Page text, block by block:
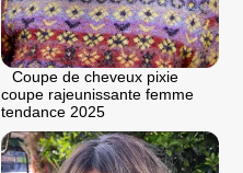
Coupe de cheveux pixie
coupe rajeunissante femme
tendance 2025